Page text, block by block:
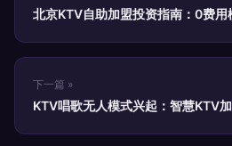
北京KTV自助加盟投资指南：0费
下一篇 »
KTV唱歌无人模式兴起：智慧KTV